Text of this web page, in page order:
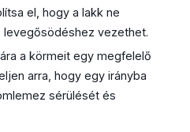
el, hogy a lakk ne
vezethet.
a körmeit egy megfelelő
arra, hogy egy irányba
sérülését és